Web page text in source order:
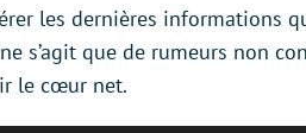
les dernières informations
s’agit que de rumeurs non
le cœur net.